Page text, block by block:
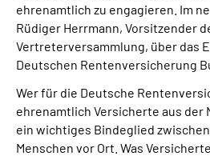
ehrenamtlich zu engagieren. Im
Rüdiger Herrmann, Vorsitzender
Vertreterversammlung, über das
Deutschen Rentenversicherung
Wer für die Deutsche
ehrenamtlich Versicherte aus der
ein wichtiges Bindeglied
Menschen vor Ort. Was